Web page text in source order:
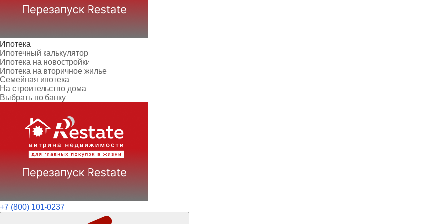
Ипотека
Ипотечный калькулятор
Ипотека на новостройки
Ипотека на вторичное жилье
Семейная ипотека
На строительство дома
Выбрать по банку
+7 (800) 101-0237